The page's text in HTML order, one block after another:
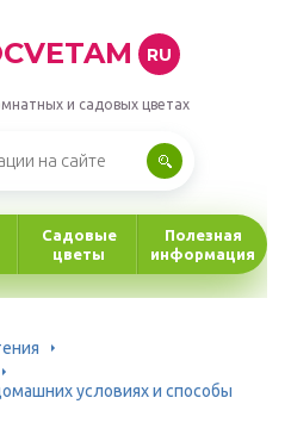
RU
и садовых цветах
Садовые
цветы
Полезная
информация
условиях и способы